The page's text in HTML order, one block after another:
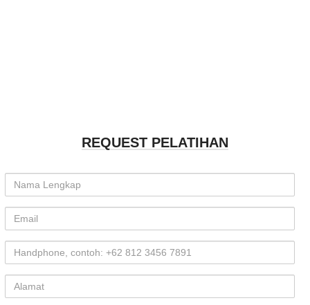
REQUEST PELATIHAN